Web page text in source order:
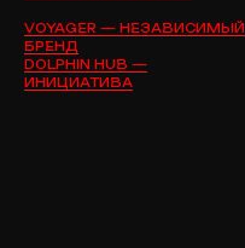
VOYAGER — НЕЗАВИСИМЫЙ
БРЕНД
DOLPHIN HUB —
ИНИЦИАТИВА